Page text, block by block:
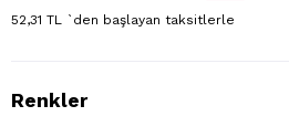
52,31 TL `den başlayan taksitlerle